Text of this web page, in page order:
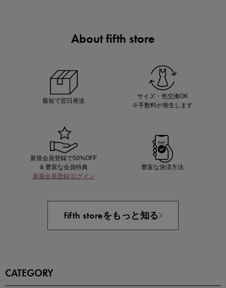
About fifth store
最短で翌日発送
サイズ・色交換OK
※手数料が発生します
新規会員登録で50%OFF
& 豊富な会員特典
新規会員登録/ログイン
豊富な決済方法
fifth storeをもっと知る
CATEGORY